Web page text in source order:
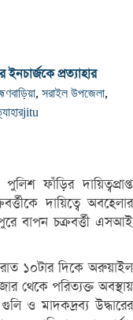
প্রত্যাহার
, সরাইল উপজেলা,
jitu
ফাঁড়ির দায়িত্বপ্রাপ্ত
দায়িত্বে অবহেলার
বাপন চক্রবর্ত্তী এসআই
১০টার দিকে অরুয়াইল
থেকে পরিত্যক্ত অবস্থায়
ও মাদকদ্রব্য উদ্ধারের